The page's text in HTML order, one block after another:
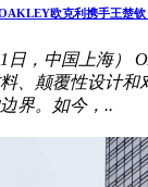
欧克利携手王楚
日，中国上海）
、颠覆性设计和
界。如今，..